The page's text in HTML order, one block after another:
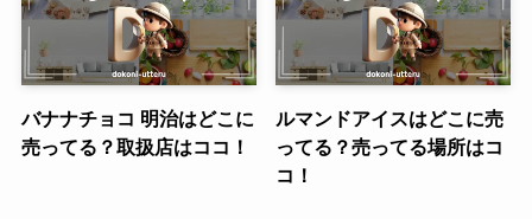
バナナチョコ 明治はどこに
売ってる？取扱店はココ！
ルマンドアイスはどこに売
ってる？売ってる場所はコ
コ！